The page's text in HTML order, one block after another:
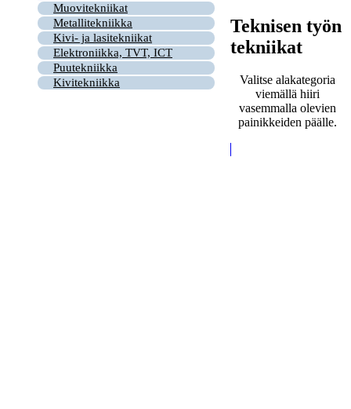
Muovitekniikat
Metallitekniikka
Kivi- ja lasitekniikat
Elektroniikka, TVT, ICT
Puutekniikka
Kivitekniikka
Teknisen työn
tekniikat
Valitse alakategoria
viemällä hiiri
vasemmalla olevien
painikkeiden päälle.